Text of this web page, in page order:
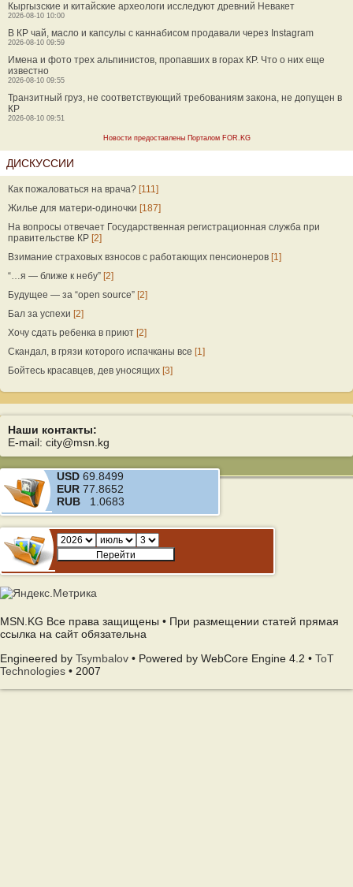
Кыргызские и китайские археологи исследуют древний Невакет
2026-08-10 10:00
В КР чай, масло и капсулы с каннабисом продавали через Instagram
2026-08-10 09:59
Имена и фото трех альпинистов, пропавших в горах КР. Что о них еще
известно
2026-08-10 09:55
Транзитный груз, не соответствующий требованиям закона, не допущен в
КР
2026-08-10 09:51
Новости предоставлены Порталом FOR.KG
ДИСКУССИИ
Как пожаловаться на врача? [111]
Жилье для матери-одиночки [187]
На вопросы отвечает Государственная регистрационная служба при
правительстве КР [2]
Взимание страховых взносов с работающих пенсионеров [1]
“…я — ближе к небу” [2]
Будущее — за “open source” [2]
Бал за успехи [2]
Хочу сдать ребенка в приют [2]
Скандал, в грязи которого испачканы все [1]
Бойтесь красавцев, дев уносящих [3]
Наши контакты:
E-mail: city@msn.kg
USD 69.8499
EUR 77.8652
RUB 1.0683
MSN.KG Все права защищены • При размещении статей прямая
ссылка на сайт обязательна
Engineered by Tsymbalov • Powered by WebCore Engine 4.2 • ToT
Technologies • 2007